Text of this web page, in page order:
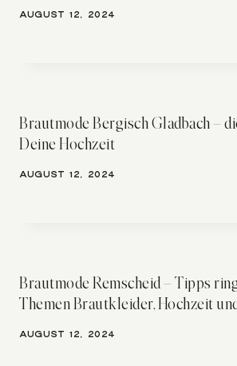
AUGUST 12, 2024
Brautmode Bergisch Gladbach –
Deine Hochzeit
AUGUST 12, 2024
Brautmode Remscheid – Tipps
Themen Brautkleider, Hochzeit
AUGUST 12, 2024